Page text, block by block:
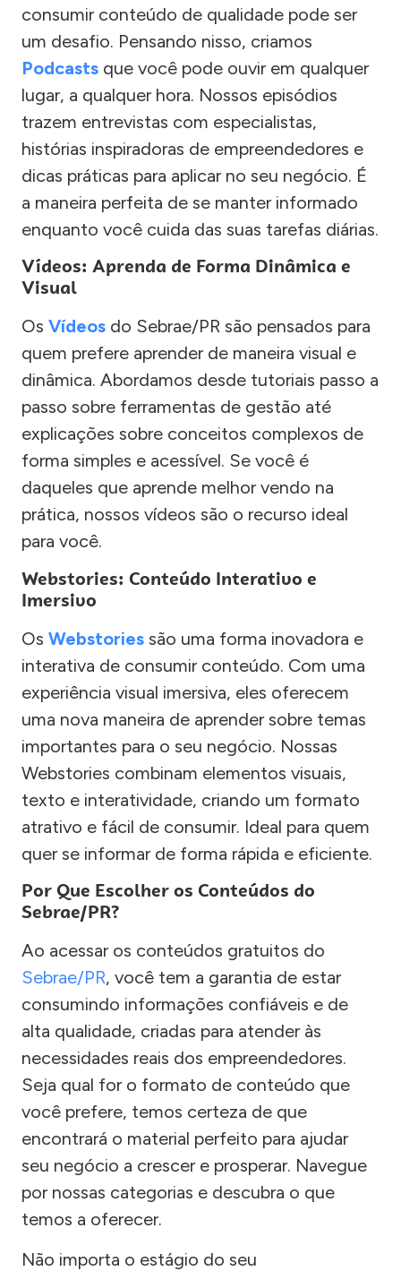
consumir conteúdo de qualidade pode ser
um desafio. Pensando nisso, criamos
Podcasts que você pode ouvir em qualquer
lugar, a qualquer hora. Nossos episódios
trazem entrevistas com especialistas,
histórias inspiradoras de empreendedores e
dicas práticas para aplicar no seu negócio. É
a maneira perfeita de se manter informado
enquanto você cuida das suas tarefas diárias.
Vídeos: Aprenda de Forma Dinâmica e
Visual
Os Vídeos do Sebrae/PR são pensados para
quem prefere aprender de maneira visual e
dinâmica. Abordamos desde tutoriais passo a
passo sobre ferramentas de gestão até
explicações sobre conceitos complexos de
forma simples e acessível. Se você é
daqueles que aprende melhor vendo na
prática, nossos vídeos são o recurso ideal
para você.
Webstories: Conteúdo Interativo e
Imersivo
Os Webstories são uma forma inovadora e
interativa de consumir conteúdo. Com uma
experiência visual imersiva, eles oferecem
uma nova maneira de aprender sobre temas
importantes para o seu negócio. Nossas
Webstories combinam elementos visuais,
texto e interatividade, criando um formato
atrativo e fácil de consumir. Ideal para quem
quer se informar de forma rápida e eficiente.
Por Que Escolher os Conteúdos do
Sebrae/PR?
Ao acessar os conteúdos gratuitos do
Sebrae/PR, você tem a garantia de estar
consumindo informações confiáveis e de
alta qualidade, criadas para atender às
necessidades reais dos empreendedores.
Seja qual for o formato de conteúdo que
você prefere, temos certeza de que
encontrará o material perfeito para ajudar
seu negócio a crescer e prosperar. Navegue
por nossas categorias e descubra o que
temos a oferecer.
Não importa o estágio do seu